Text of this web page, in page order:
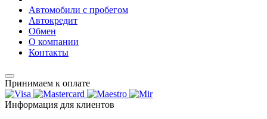
Автомобили с пробегом
Автокредит
Обмен
О компании
Контакты
Принимаем к оплате
Информация для клиентов